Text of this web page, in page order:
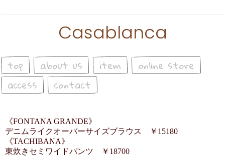
Casablanca
top about us item
online store
access
contact
《FONTANA GRANDE》
デニムライクオーバーサイズブラウス ￥15180
《TACHIBANA》
東炊きセミワイドパンツ ￥18700